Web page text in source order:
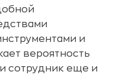
и
вероятность
сотрудник еще и